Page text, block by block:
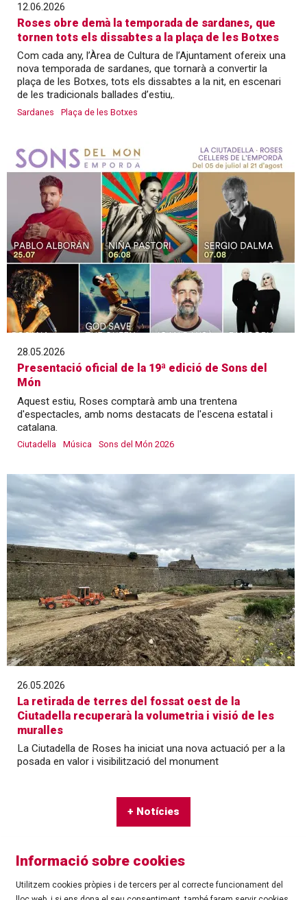
12.06.2026
Roses obre demà la temporada de sardanes, que
tornen tots els dissabtes a la plaça de les Botxes
Com cada any, l’Àrea de Cultura de l’Ajuntament ofereix una
nova temporada de sardanes, que tornarà a convertir la
plaça de les Botxes, tots els dissabtes a la nit, en escenari
de les tradicionals ballades d’estiu,.
Sardanes Plaça de les Botxes
28.05.2026
Presentació oficial de la 19ª edició de Sons del
Món
Aquest estiu, Roses comptarà amb una trentena
d'espectacles, amb noms destacats de l'escena estatal i
catalana.
Ciutadella Música Sons del Món 2026
26.05.2026
La retirada de terres del fossat oest de la
Ciutadella recuperarà la volumetria i visió de les
muralles
La Ciutadella de Roses ha iniciat una nova actuació per a la
posada en valor i visibilització del monument
+ Notícies
Informació sobre cookies
Utilitzem cookies pròpies i de tercers per al correcte funcionament del